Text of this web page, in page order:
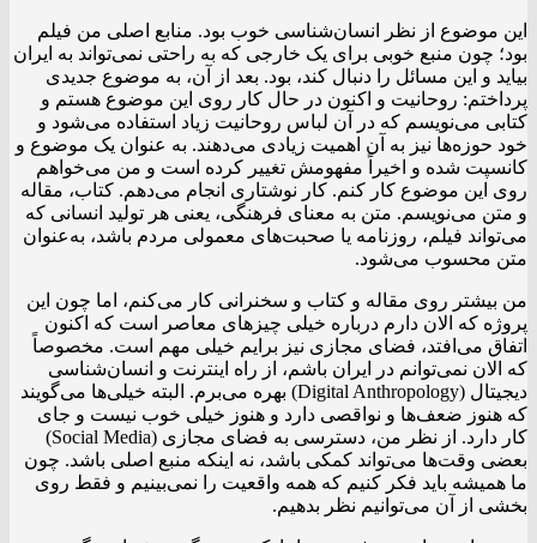
این موضوع از نظر انسان‌شناسی خوب بود. منابع اصلی من فیلم
بود؛ چون منبع خوبی برای یک خارجی که به راحتی نمی‌تواند به ایران
بیاید و این مسائل را دنبال کند، بود. بعد از آن، به موضوع جدیدی
پرداختم: روحانیت و اکنون در حال کار روی این موضوع هستم و
کتابی می‌نویسم که در آن لباس روحانیت زیاد استفاده می‌شود و
خود حوزه‌ها نیز به آن اهمیت زیادی می‌دهند. به عنوان یک موضوع و
کانسپت شده و اخیراً مفهومش تغییر کرده است و من می‌خواهم
روی این موضوع کار کنم. کار نوشتاری انجام می‌دهم. کتاب، مقاله
و متن می‌نویسم. متن به معنای فرهنگی، یعنی هر تولید انسانی که
می‌تواند فیلم، روزنامه یا صحبت‌های معمولی مردم باشد، به‌عنوان
متن محسوب می‌شود.
من بیشتر روی مقاله و کتاب و سخنرانی کار می‌کنم، اما چون این
پروژه که الان دارم درباره خیلی چیزهای معاصر است که اکنون
اتفاق می‌افتد، فضای مجازی نیز برایم خیلی مهم است. مخصوصاً
که الان نمی‌توانم در ایران باشم، از راه اینترنت و انسان‌شناسی
دیجیتال (Digital Anthropology) بهره می‌برم. البته خیلی‌ها می‌گویند
که هنوز ضعف‌ها و نواقصی دارد و هنوز خیلی خوب نیست و جای
کار دارد. از نظر من، دسترسی به فضای مجازی (Social Media)
بعضی وقت‌ها می‌تواند کمکی باشد، نه اینکه منبع اصلی باشد. چون
ما همیشه باید فکر کنیم که همه واقعیت را نمی‌بینیم و فقط روی
بخشی از آن می‌توانیم نظر بدهیم.